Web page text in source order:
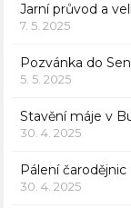
Jarní průvod a
7. 5. 2025
Pozvánka do
5. 5. 2025
Stavění máje v
30. 4. 2025
Pálení čarodějnic
30. 4. 2025